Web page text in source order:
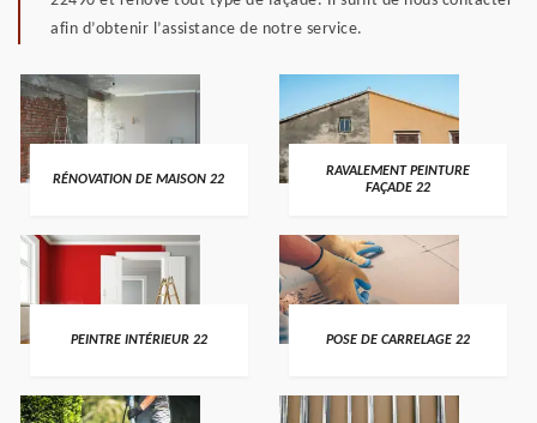
afin d’obtenir l’assistance de notre service.
RÉNOVATION DE MAISON 22
RAVALEMENT PEINTURE
FAÇADE 22
PEINTRE INTÉRIEUR 22 POSE DE CARRELAGE 22